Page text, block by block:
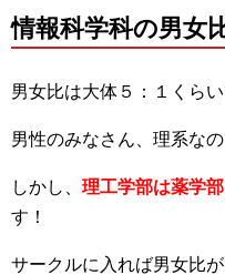
情報科学科の男女
男女比は大体５：１くらい
男性のみなさん、理系な
しかし、 理工学部は薬学
す！
サークルに入れば男女比